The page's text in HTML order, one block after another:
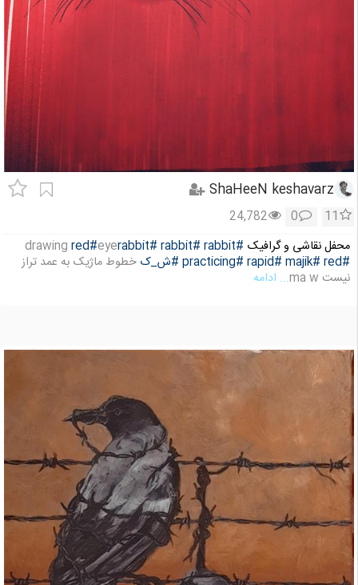
ShaHeeN keshavarz
11
0
24,782
محفل نقاشی و گرافیک #rabbit
#rabbit
#rabbit
drawing #redeye
#red
#majik
#rapid
#practicing #ش_ک خطوط ماژیک به عمد تراز
نیست ma w
... ادامه